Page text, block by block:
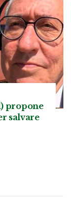
propone
salvare